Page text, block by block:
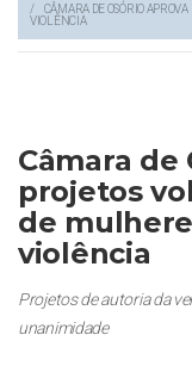
CÂMARA DE OSÓRIO
VIOLÊNCIA
Câmara de
projetos
de
violência
Projetos de autoria da
unanimidade